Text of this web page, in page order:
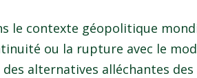
le contexte géopolitique
ou la rupture avec le
alternatives alléchantes des